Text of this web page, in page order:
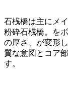
石桟橋は主にメ
粉砕石桟橋。を
の厚さ、が変形
質な意図とコア
す。